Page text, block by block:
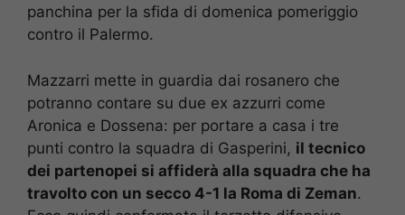
panchina per la sfida di domenica pomeriggio
contro il Palermo.
Mazzarri mette in guardia dai rosanero che
potranno contare su due ex azzurri come
Aronica e Dossena: per portare a casa i tre
punti contro la squadra di Gasperini, il tecnico
dei partenopei si affiderà alla squadra che ha
travolto con un secco 4-1 la Roma di Zeman.